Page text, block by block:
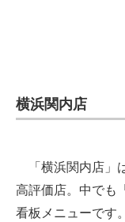
横浜関内店
「横浜関内店」
高評価店。中でも
看板メニューです